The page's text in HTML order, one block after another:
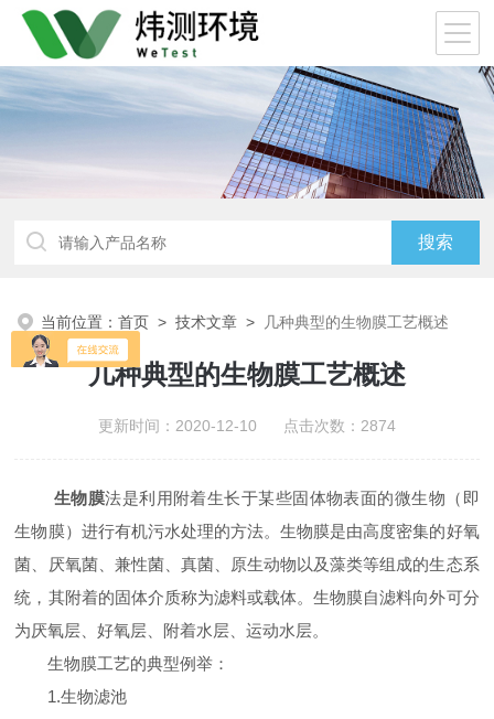
当前位置：首页 >技术文章 > 几种典型的生物膜工艺概述
几种典型的生物膜工艺概述
更新时间：2020-12-10 点击次数：2874
生物膜法是利用附着生长于某些固体物表面的微生物（即
生物膜）进行有机污水处理的方法。生物膜是由高度密集的好氧
菌、厌氧菌、兼性菌、真菌、原生动物以及藻类等组成的生态系
统，其附着的固体介质称为滤料或载体。生物膜自滤料向外可分
为厌氧层、好氧层、附着水层、运动水层。
生物膜工艺的典型例举：
1.生物滤池